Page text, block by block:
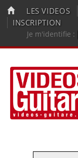
LES VIDEOS
INSCRIPTION
Je m'identifie :